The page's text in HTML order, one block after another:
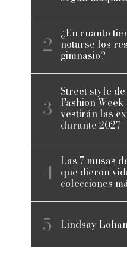
¿En cuánto
notarse los
gimnasio?
Street style
Fashion Week
vestirán las
durante 2027
Las 7 musas
que dieron
colecciones
Lindsay